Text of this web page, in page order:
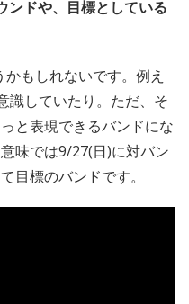
ドや、目標としている
もしれないです。例え
識していたり。ただ、そ
と表現できるバンドにな
味では9/27(日)に対バン
目標のバンドです。